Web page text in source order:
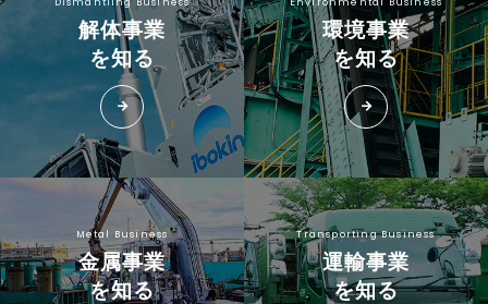
解体事業
を知る
arrow_forward
環境事業
を知る
arrow_forward
Metal Business
金属事業
を知る
Transporting Business
運輸事業
を知る